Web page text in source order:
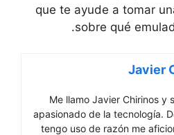
que te ayude a
sobre qué
Me llamo Javier
apasionado de la
tengo uso de razón me